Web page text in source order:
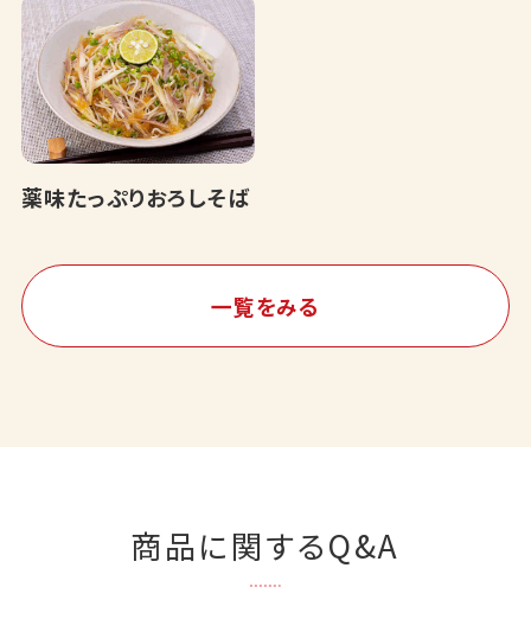
薬味たっぷりおろしそば
一覧をみる
商品に関するQ&A